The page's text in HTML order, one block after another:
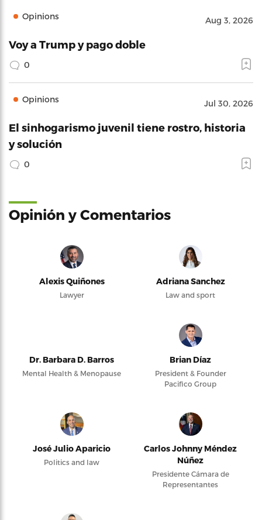
Opinions Aug 3, 2026
Voy a Trump y pago doble
0
Opinions Jul 30, 2026
El sinhogarismo juvenil tiene rostro, historia
y solución
0
Opinión y Comentarios
Alexis Quiñones
Lawyer
Adriana Sanchez
Law and sport
Dr. Barbara D. Barros
Mental Health & Menopause
Brian Díaz
President & Founder
Pacifico Group
José Julio Aparicio
Politics and law
Carlos Johnny Méndez
Núñez
Presidente Cámara de
Representantes